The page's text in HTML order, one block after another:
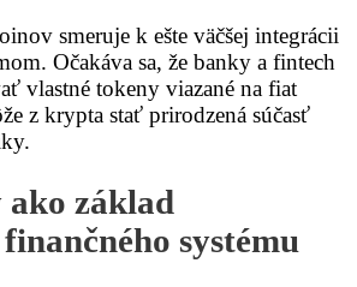
smeruje k ešte väčšej integrácii
Očakáva sa, že banky a fintech
vlastné tokeny viazané na fiat
z krypta stať prirodzená súčasť
ako základ
systému